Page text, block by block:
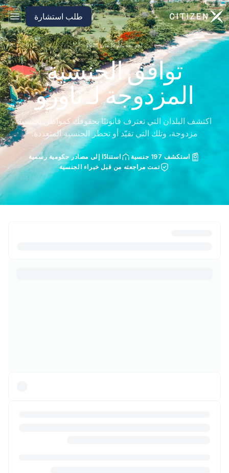
الانتقال إلى الصفحة الرئيسية لـ CitizenX طلب استشارة
آخر تحديث: 19 مايو 2026
توافق الجنسية
المزدوجة لـ ناورو
اكتشف البلدان التي تعترف قانونيًا بحقوقك كمواطن بجنسية
مزدوجة، وتلك التي تقيّد أو تحظر الجنسية المتعددة.
استكشف 197 جنسية
استنادًا إلى مصادر حكومية رسمية
تمت مراجعته من قبل خبراء الجنسية